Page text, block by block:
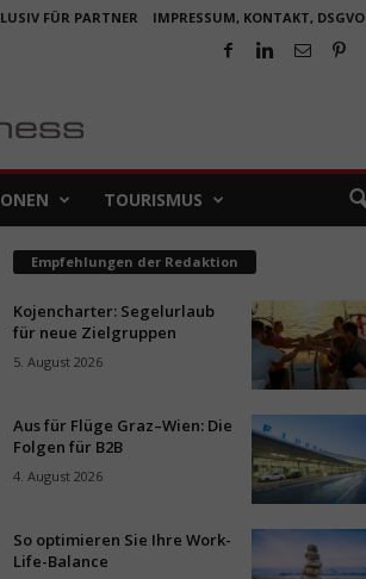
FÜR PARTNER IMPRESSUM, KONTAKT, DSGVO
TOURISMUS
Empfehlungen der Redaktion
Kojencharter: Segelurlaub
für neue Zielgruppen
5. August 2026
Aus für Flüge Graz–Wien: Die
Folgen für B2B
4. August 2026
So optimieren Sie Ihre Work-
Life-Balance